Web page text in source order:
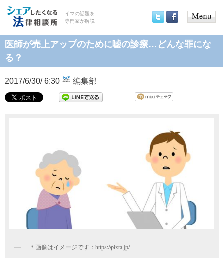
イマの話題を
専門家が解説
menu
医師が売上アップのために嘘の診療…どんな罪にな
る？
2017/6/30/ 6:30 編集部
＊画像はイメージです：https://pixta.jp/